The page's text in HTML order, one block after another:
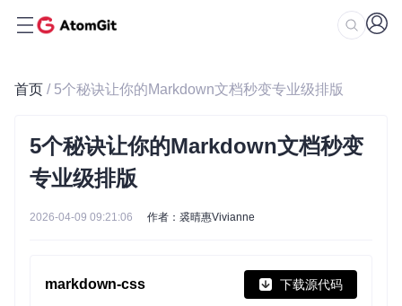
首页 / 5个秘诀让你的Markdown文档秒变专业级排版
5个秘诀让你的Markdown文档秒变
专业级排版
2026-04-09 09:21:06 作者：裘晴惠Vivianne
markdown-css 下载源代码